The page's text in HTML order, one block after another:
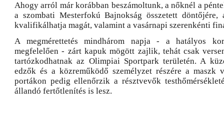
Ahogy arról már korábban beszámoltunk, a nőknél a
a szombati Mesterfokú Bajnokság összetett döntőjére,
kvalifikálhatja magát, valamint a vasárnapi szerenkénti
A megmérettetés mindhárom napja - a hatályos
megfelelően - zárt kapuk mögött zajlik, tehát csak
tartózkodhatnak az Olimpiai Sportpark területén. A
edzők és a közreműködő személyzet részére a maszk
portákon pedig ellenőrzik a résztvevők
állandó fertőtlenítés is lesz.